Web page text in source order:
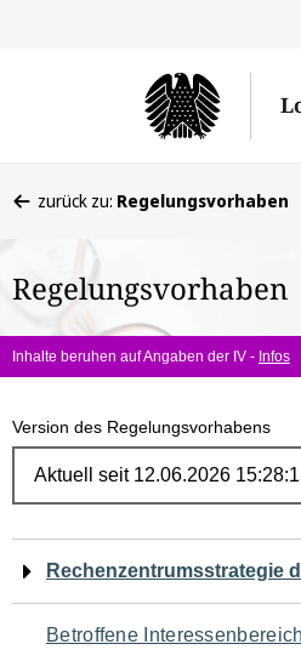
befinden
hier:
zurück zu: Regelungsvorhaben
Regelungsvorhaben
Inhalte beruhen auf Angaben der IV - Infos
Version des Regelungsvorhabens
Navigation
für
Rechenzentrumsstrategie
Betroffene